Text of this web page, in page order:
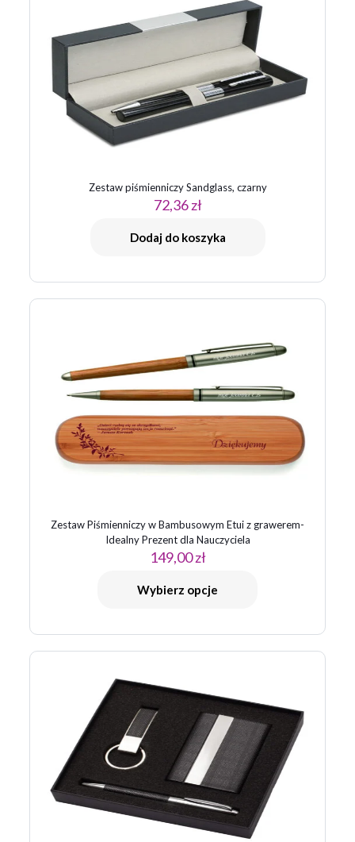
1 z 5
gwiazdek
gwiazdek
4 z 5
gwiazdek
mail*
Zestaw piśmienniczy Sandglass, czarny
72,36zł
Dodaj do koszyka
Zestaw Piśmienniczy w Bambusowym Etui z grawerem-
Idealny Prezent dla Nauczyciela
149,00zł
Wybierz opcje